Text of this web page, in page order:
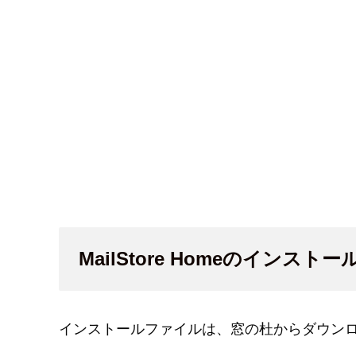
MailStore Homeのインストー
インストールファイルは、窓の杜からダウン